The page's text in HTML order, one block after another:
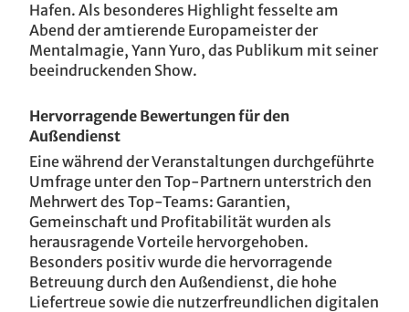
Hafen. Als besonderes Highlight fesselte am
Abend der amtierende Europameister der
Mentalmagie, Yann Yuro, das Publikum mit seiner
beeindruckenden Show.
Hervorragende Bewertungen für den
Außendienst
Eine während der Veranstaltungen durchgeführte
Umfrage unter den Top-Partnern unterstrich den
Mehrwert des Top-Teams: Garantien,
Gemeinschaft und Profitabilität wurden als
herausragende Vorteile hervorgehoben.
Besonders positiv wurde die hervorragende
Betreuung durch den Außendienst, die hohe
Liefertreue sowie die nutzerfreundlichen digitalen